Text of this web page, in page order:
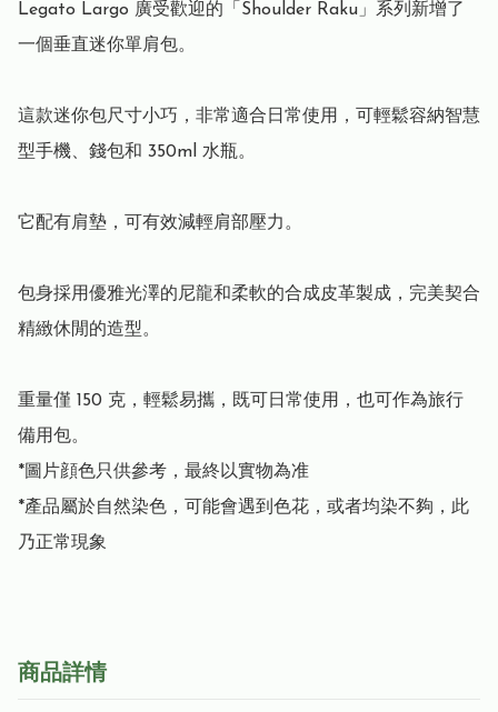
Legato Largo 廣受歡迎的「Shoulder Raku」系列新增了
一個垂直迷你單肩包。
這款迷你包尺寸小巧，非常適合日常使用，可輕鬆容納智慧
型手機、錢包和 350ml 水瓶。
它配有肩墊，可有效減輕肩部壓力。
包身採用優雅光澤的尼龍和柔軟的合成皮革製成，完美契合
精緻休閒的造型。
重量僅 150 克，輕鬆易攜，既可日常使用，也可作為旅行
備用包。
*圖片顔色只供參考，最終以實物為准
*產品屬於自然染色，可能會遇到色花，或者均染不夠，此
乃正常現象
商品詳情